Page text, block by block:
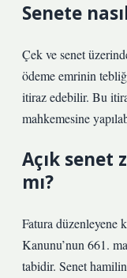
Senete
Çek ve senet
ödeme emrinin
itiraz edebilir. Bu
mahkemesine
Açık senet
mı?
Fatura düzenleyene
Kanunu’nun 661.
tabidir. Senet